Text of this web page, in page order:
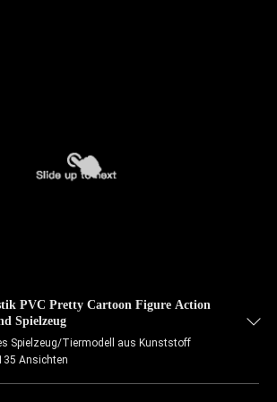
PVC Pretty Cartoon Figure Action
Spielzeug
Spielzeug/Tiermodell aus Kunststoff
Ansichten